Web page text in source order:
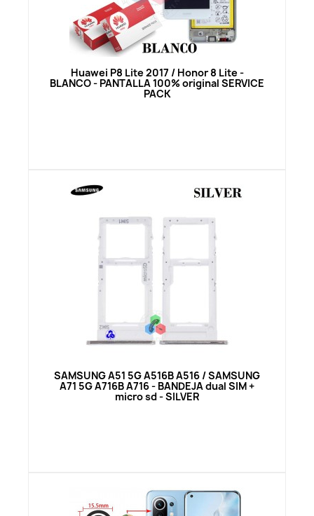
Vista rápida
Huawei P8 Lite 2017 / Honor 8 Lite -
BLANCO - PANTALLA 100% original SERVICE
PACK
Vista rápida
SAMSUNG A51 5G A516B A516 / SAMSUNG
A71 5G A716B A716 - BANDEJA dual SIM +
micro sd - SILVER